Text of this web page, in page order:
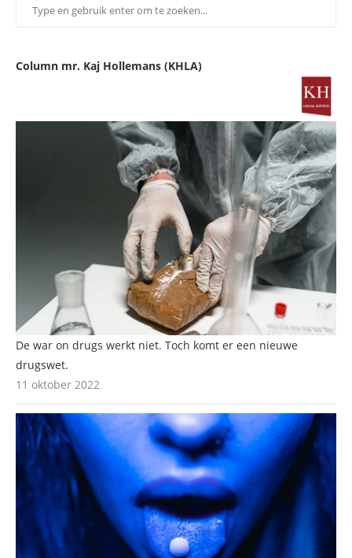
Column mr. Kaj Hollemans (KHLA)
De war on drugs werkt niet. Toch komt er een nieuwe
drugswet.
11 oktober 2022